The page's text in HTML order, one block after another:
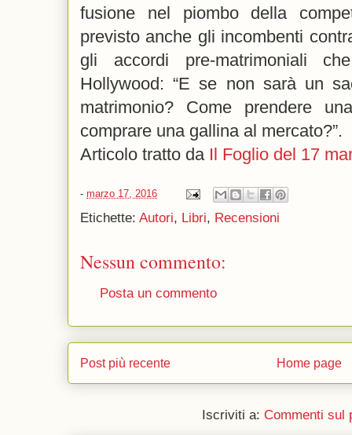
fusione nel piombo della
previsto anche gli incombenti
gli accordi pre-matrimoniali
Hollywood: “E se non sarà un
matrimonio? Come prendere
comprare una gallina al mercato?”.
Articolo tratto da Il Foglio del 17
- marzo 17, 2016
Etichette: Autori, Libri, Recensioni
Nessun commento:
Posta un commento
Post più recente Home page
Iscriviti a: Commenti sul